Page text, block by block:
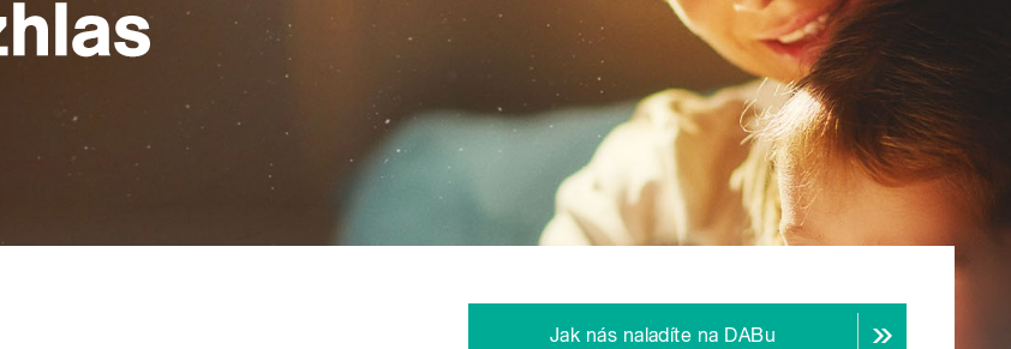
Jak nás naladíte na DABu